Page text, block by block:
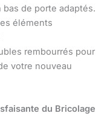
de porte adaptés.
éléments
rembourrés pour
votre nouveau
du Bricolage